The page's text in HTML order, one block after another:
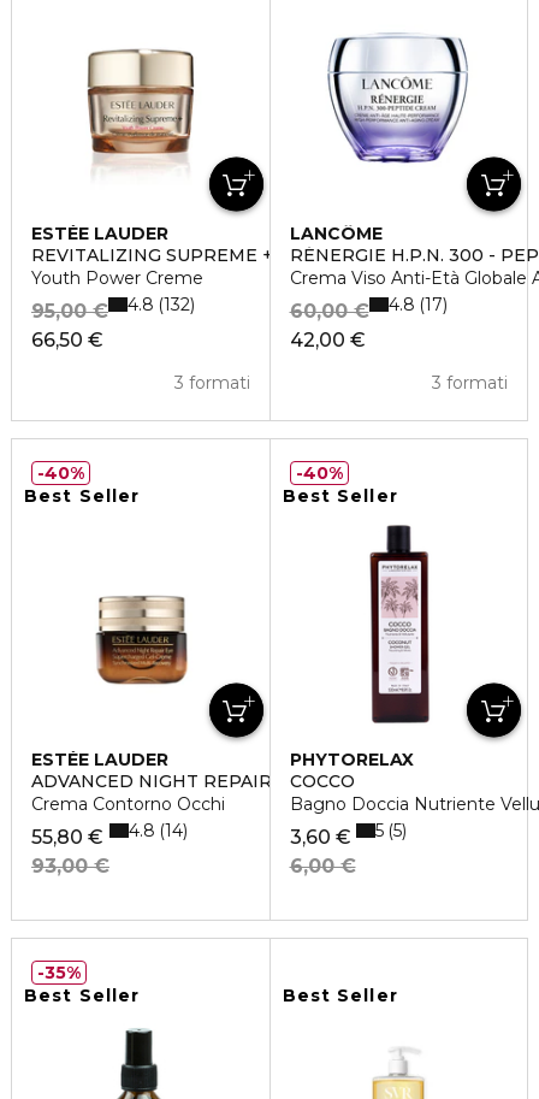
ESTÉE LAUDER
REVITALIZING SUPREME +
Youth Power Creme
66,50 €
95,00 €
3 formati
4.8 132
LANCÔME
RÉNERGIE H.P.N. 300 -
Crema Viso Anti-Età Globale
42,00 €
60,00 €
3 formati
4.8 17
Best Seller
ESTÉE LAUDER
ADVANCED NIGHT REPAIR EYE GEL CREAM
Crema Contorno Occhi
55,80 €
93,00 €
4.8 14
40%
Best Seller
PHYTORELAX
COCCO
Bagno Doccia Nutriente
3,60 €
6,00 €
5 5
40%
Best Seller
35%
Best Seller